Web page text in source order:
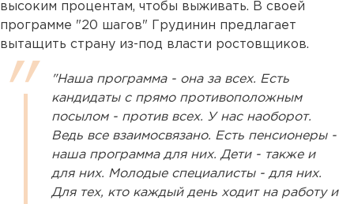
высоким процентам, чтобы выживать. В своей
программе "20 шагов" Грудинин предлагает
вытащить страну из-под власти ростовщиков.
"Наша программа - она за всех. Есть
кандидаты с прямо противоположным
посылом - против всех. У нас наоборот.
Ведь все взаимосвязано. Есть пенсионеры -
наша программа для них. Дети - также и
для них. Молодые специалисты - для них.
Для тех, кто каждый день ходит на работу и